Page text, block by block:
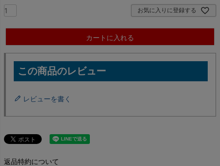
お気に入りに登録する
カートに入れる
レビューを書く
返品特約について